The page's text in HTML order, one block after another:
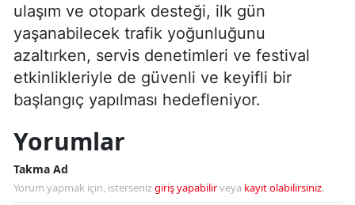
ulaşım ve otopark desteği, ilk gün
yaşanabilecek trafik yoğunluğunu
azaltırken, servis denetimleri ve festival
etkinlikleriyle de güvenli ve keyifli bir
başlangıç yapılması hedefleniyor.
Yorumlar
Takma Ad
Yorum yapmak için, istersenizgiriş yapabilirveya kayıt olabilirsiniz.